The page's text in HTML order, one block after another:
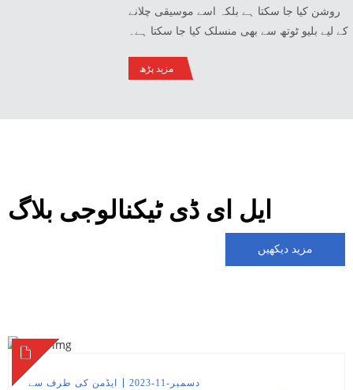
روشن کیا جا سکتا ہے بلکہ اسے موسیقی چلانے
کے لیے بلیو ٹوتھ سے بھی منسلک کیا جا سکتا ہے۔
لائٹس جیسے مختلف طرزیں ہیں، جو عملی اور
مزید پڑھ
ایل ای ڈی ٹیکنالوجی بلاگ
مزید دیکھیں
ایڈمن کی طرف سے دسمبر-11-2023